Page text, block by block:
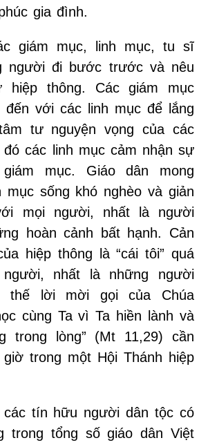
gia đình.
giám mục, linh mục, tu sĩ
người đi bước trước và nêu
hiệp thông. Các giám mục
đến với các linh mục để lắng
tư nguyện vọng của các
đó các linh mục cảm nhận sự
mục. Giáo dân mong
mục sống khó nghèo và giản
mọi người, nhất là người
hoàn cảnh bất hạnh. Cản
hiệp thông là “cái tôi” quá
nhất là những người
thế lời mời gọi của Chúa
cùng Ta vì Ta hiền lành và
trong lòng” (Mt 11,29) cần
trong một Hội Thánh hiệp
các tín hữu người dân tộc có
trong tổng số giáo dân Việt